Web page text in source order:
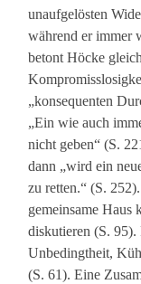
unaufgelösten
während er immer
betont Höcke
„konsequenten
„Ein wie auch
nicht geben“ (S.
dann „wird ein
zu retten.“ (S.
gemeinsame
diskutieren (S. 95).
Unbedingtheit,
(S. 61). Eine